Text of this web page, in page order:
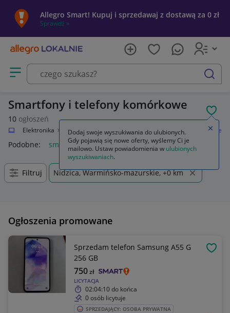
Allegro Smart! Kupuj i sprzedawaj z dostawą za 0 zł
Sprawdź »
Otwórz menu z kategoriami
szukaj
Smartfony i telefony komórkowe
10 ogłoszeń
Elektronika Telefony i Akcesoria Smartfony i telefony komórkowe
Podobne: smartfony i telefony komórkowe
Filtruj Nidzica, Warmińsko-mazurskie, +0 km
Ogłoszenia promowane
Sprzedam telefon Samsung A55 G
256 GB
LICYTACJA
750zł
02:04:10do końca
0 osób licytuje
SPRZEDAJĄCY: OSOBA PRYWATNA
Dodaj swoje wyszukiwania do ulubionych.
Gdy pojawią się nowe oferty, wyślemy Ci je
mailowo. Ustaw powiadomienia w ulubionych
wyszukiwaniach.